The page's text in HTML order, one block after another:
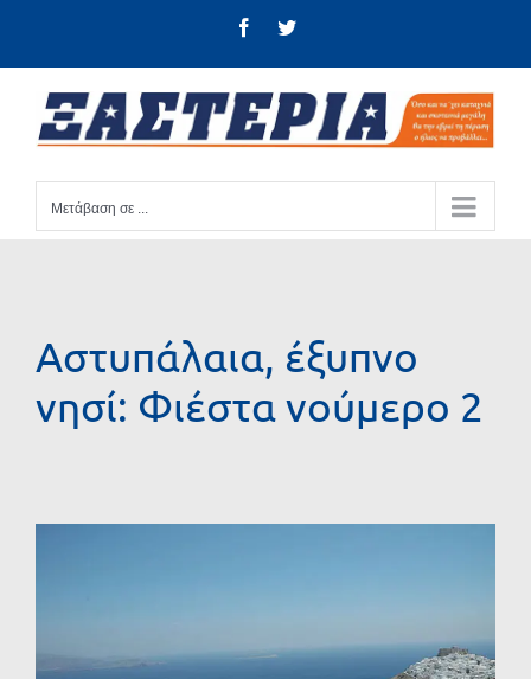
FacebookTwitter
Μετάβαση σε ...
Αστυπάλαια, έξυπνο
νησί: Φιέστα νούμερο 2